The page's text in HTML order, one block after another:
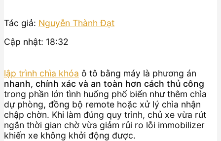
Tác giả: Nguyễn Thành Đạt
Cập nhật: 18:32
lập trình chìa khóa ô tô bằng máy là phương án
nhanh, chính xác và an toàn hơn cách thủ công
trong phần lớn tình huống phổ biến như thêm chìa
dự phòng, đồng bộ remote hoặc xử lý chìa nhận
chập chờn. Khi làm đúng quy trình, chủ xe vừa rút
ngắn thời gian chờ vừa giảm rủi ro lỗi immobilizer
khiến xe không khởi động được.